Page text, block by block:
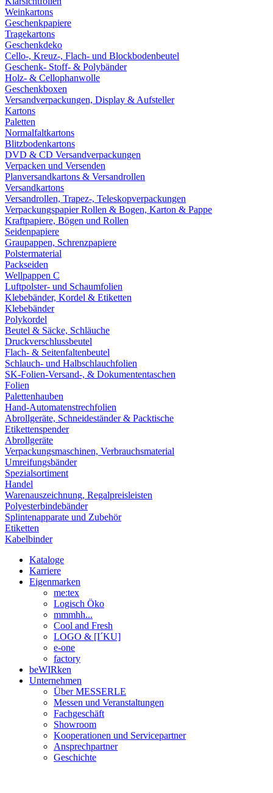
Weinkartons
Geschenkpapiere
Tragekartons
Geschenkdeko
Cello-, Kreuz-, Flach- und Blockbodenbeutel
Geschenk- Stoff- & Polybänder
Holz- & Cellophanwolle
Geschenkboxen
Versandverpackungen, Display & Aufsteller
Kartons
Paletten
Normalfaltkartons
Blitzbodenkartons
DVD & CD Versandverpackungen
Verpacken und Versenden
Planversandkartons & Versandrollen
Versandkartons
Versandrollen, Trapez-, Teleskopverpackungen
Verpackungspapier Rollen & Bogen, Karton & Pappe
Kraftpapiere, Bögen und Rollen
Seidenpapiere
Graupappen, Schrenzpapiere
Polstermaterial
Packseiden
Wellpappen C
Luftpolster- und Schaumfolien
Klebebänder, Kordel & Etiketten
Klebebänder
Polykordel
Beutel & Säcke, Schläuche
Druckverschlussbeutel
Flach- & Seitenfaltenbeutel
Schlauch- und Halbschlauchfolien
SK-Folien-Versand-, & Dokumententaschen
Folien
Palettenhauben
Hand-Automatenstrechfolien
Abrollgeräte, Schneideständer & Packtische
Etikettenspender
Abrollgeräte
Verpackungsmaschinen, Verbrauchsmaterial
Umreifungsbänder
Spezialsortiment
Handel
Warenauszeichnung, Regalpreisleisten
Polyesterbindebänder
Splintenapparate und Zubehör
Etiketten
Kabelbinder
Kataloge
Karriere
Eigenmarken
me:tex
Logisch Öko
mmmhh...
Cool and Fresh
LOGO & [I´KU]
e-one
factory
beWIRken
Unternehmen
Über MESSERLE
Messen und Veranstaltungen
Fachgeschäft
Showroom
Kooperationen und Servicepartner
Ansprechpartner
Geschichte